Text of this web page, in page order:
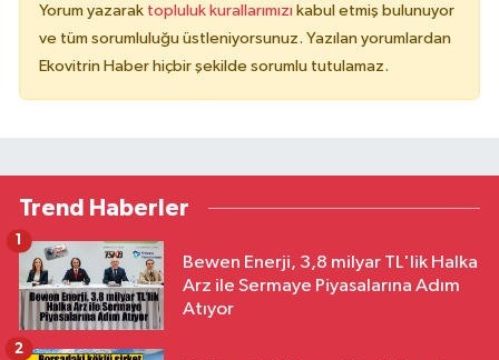
Yorum yazarak topluluk kurallarımızı kabul etmiş bulunuyor
ve tüm sorumluluğu üstleniyorsunuz. Yazılan yorumlardan
Ekovitrin Haber hiçbir şekilde sorumlu tutulamaz.
Trend Haberler
Bewen Enerji, 3,8 milyar TL'lik Halka
Arz ile Sermaye Piyasalarına Adım
Atıyor
1
2